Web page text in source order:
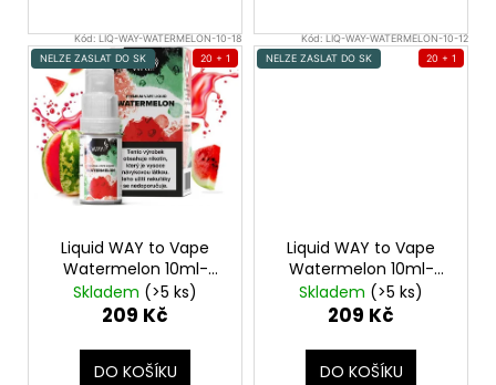
Kód:LIQ-WAY-WATERMELON-10-18
NELZE ZASLAT DO SK
20 + 1
Liquid WAY to Vape
Watermelon 10ml-
18mg
Skladem (>5 ks)
209 Kč
DO KOŠÍKU
Kód:LIQ-WAY-WATERMELON-10-12
NELZE ZASLAT DO SK
20 + 1
Liquid WAY to Vape
Watermelon 10ml-
12mg
Skladem (>5 ks)
209 Kč
DO KOŠÍKU